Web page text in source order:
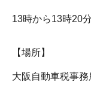
13時から13時20
【場所】
大阪自動車税事